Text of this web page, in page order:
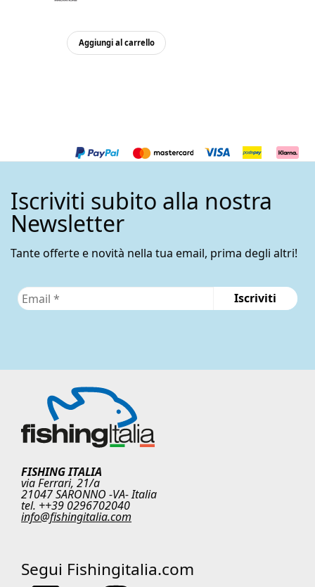
Aggiungi al carrello
Iscriviti subito alla nostra
Newsletter
Tante offerte e novità nella tua email, prima degli altri!
FISHING ITALIA
via Ferrari, 21/a
21047 SARONNO -VA- Italia
tel. ++39 0296702040
info@fishingitalia.com
Segui Fishingitalia.com